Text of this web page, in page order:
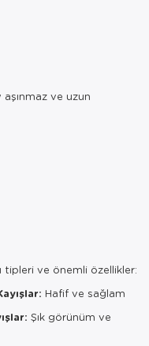
ve uzun
tipleri ve önemli özellikler:
Hafif ve sağlam
Şık görünüm ve